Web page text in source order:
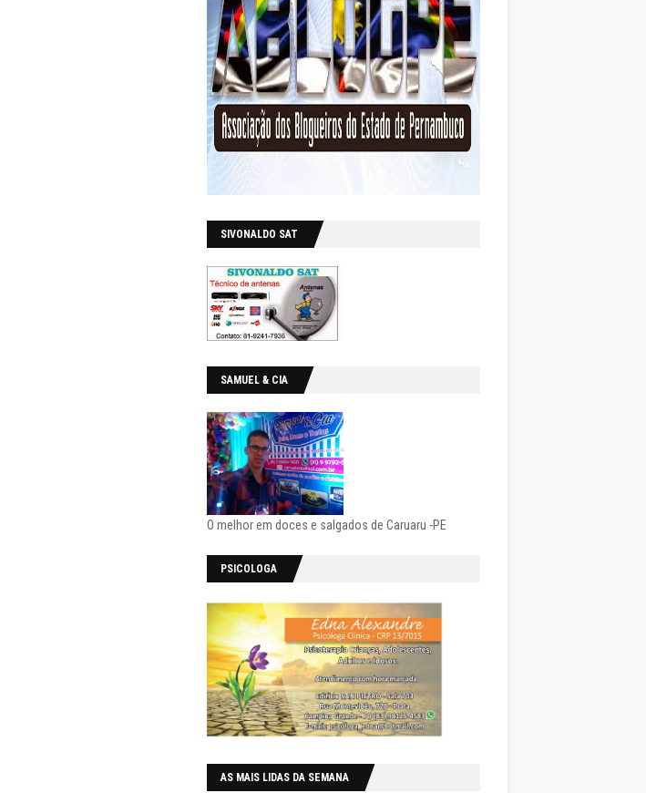
SIVONALDO SAT
SAMUEL & CIA
O melhor em doces e salgados de Caruaru -PE
PSICOLOGA
AS MAIS LIDAS DA SEMANA